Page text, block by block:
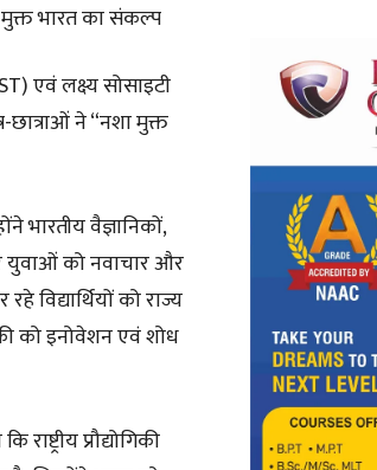
भारत का संकल्प
एवं लक्ष्य सोसाइटी
ने “नशा मुक्त
भारतीय वैज्ञानिकों,
युवाओं को नवाचार और
विद्यार्थियों को राज्य
को इनोवेशन एवं शोध
प्रौद्योगिकी